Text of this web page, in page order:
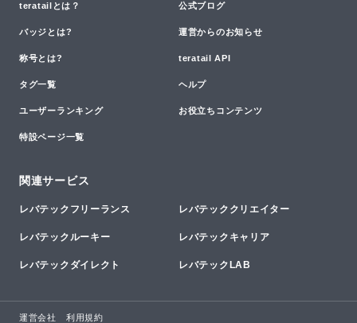
teratailとは？ 公式ブログ
バッジとは? 運営からのお知らせ
称号とは? teratail API
タグ一覧 ヘルプ
ユーザーランキング お役立ちコンテンツ
特設ページ一覧
関連サービス
レバテックフリーランス レバテッククリエイター
レバテックルーキー レバテックキャリア
レバテックダイレクト レバテックLAB
運営会社 利用規約